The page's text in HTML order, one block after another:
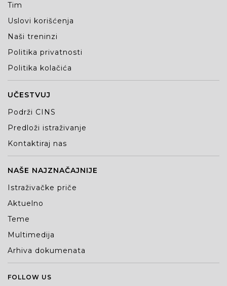
Tim
Uslovi korišćenja
Naši treninzi
Politika privatnosti
Politika kolačića
UČESTVUJ
Podrži CINS
Predloži istraživanje
Kontaktiraj nas
NAŠE NAJZNAČAJNIJE
Istraživačke priče
Aktuelno
Teme
Multimedija
Arhiva dokumenata
FOLLOW US